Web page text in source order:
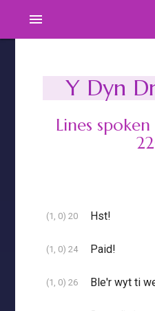
menu
Y Dyn
Lines
(1, 0) 20 Hst!
(1, 0) 24 Paid!
(1, 0) 26 Ble'r wyt ti